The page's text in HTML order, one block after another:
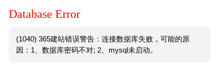
Database Error
(1040) 365建站错误警告：连接数据库失败，可能的原
因：1、数据库密码不对; 2、mysql未启动。